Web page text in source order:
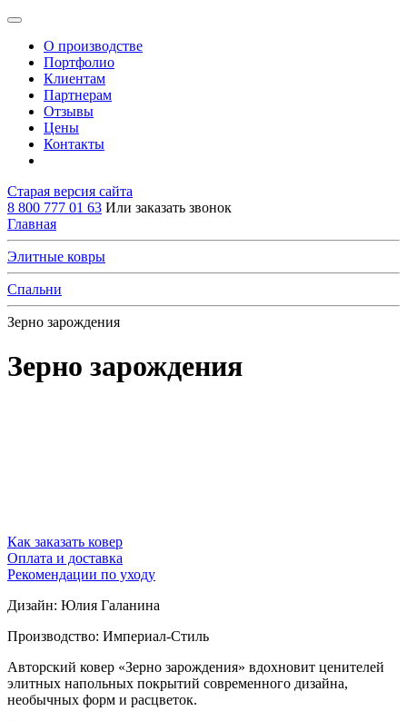
О производстве
Портфолио
Клиентам
Партнерам
Отзывы
Цены
Контакты
Старая версия сайта
8 800 777 01 63 Или заказать звонок
Главная
Элитные ковры
Спальни
Зерно зарождения
Зерно зарождения
Как заказать ковер
Оплата и доставка
Рекомендации по уходу
Дизайн: Юлия Галанина
Производство: Империал-Стиль
Авторский ковер «Зерно зарождения» вдохновит ценителей
элитных напольных покрытий современного дизайна,
необычных форм и расцветок.